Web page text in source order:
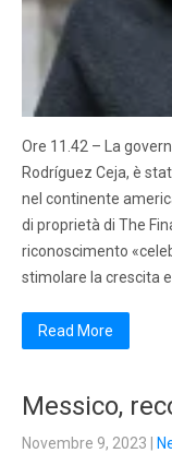
Ore 11.42 – La
Rodríguez Ceja, è
nel continente
di proprietà di The
riconoscimento
stimolare la crescita
Read More
Messico,
Novembre 9, 2023